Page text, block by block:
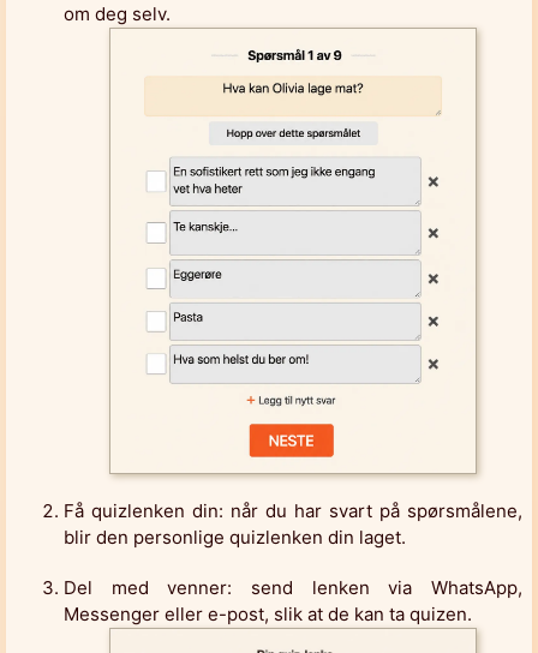
om deg selv.
Få quizlenken din: når du har svart på spørsmålene,
blir den personlige quizlenken din laget.
Del med venner: send lenken via WhatsApp,
Messenger eller e-post, slik at de kan ta quizen.